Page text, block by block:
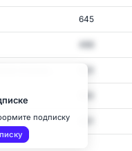
645
466
отноше... 623
подписку